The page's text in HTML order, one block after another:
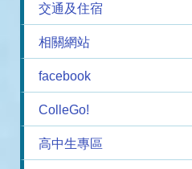
交通及住宿
相關網站
facebook
ColleGo!
高中生專區